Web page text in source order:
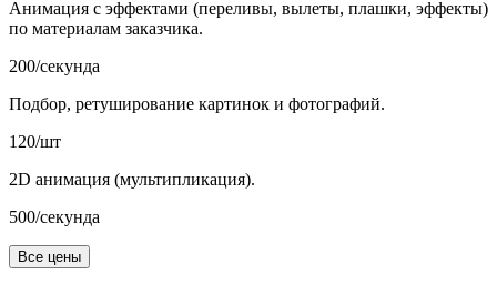
Анимация с эффектами (переливы, вылеты, плашки, эффекты)
по материалам заказчика.
200/секунда
Подбор, ретуширование картинок и фотографий.
120/шт
2D анимация (мультипликация).
500/секунда
Все цены